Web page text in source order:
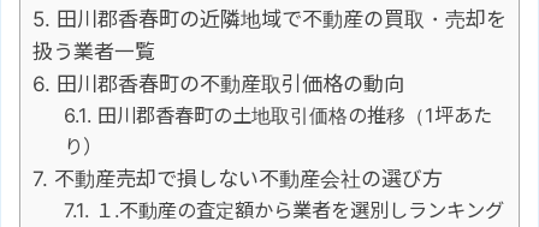
田川郡香春町の近隣地域で不動産の買取・売却を
扱う業者一覧
田川郡香春町の不動産取引価格の動向
田川郡香春町の土地取引価格の推移（1坪あた
り）
不動産売却で損しない不動産会社の選び方
１.不動産の査定額から業者を選別しランキング